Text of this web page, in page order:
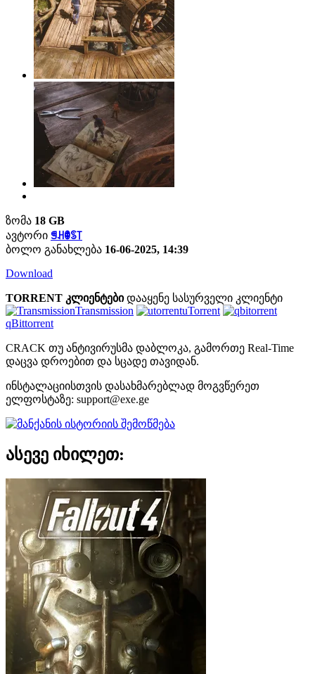
ზომა 18 GB
ავტორი ꁅꃅꂦꌗ꓄
ბოლო განახლება 16-06-2025, 14:39
Download
TORRENT კლიენტები დააყენე სასურველი კლიენტი
Transmission
uTorrent
qBittorrent
CRACK თუ ანტივირუსმა დაბლოკა, გამორთე Real-Time
დაცვა დროებით და სცადე თავიდან.
ინსტალაციისთვის დასახმარებლად მოგვწერეთ
ელფოსტაზე: support@exe.ge
ასევე იხილეთ: